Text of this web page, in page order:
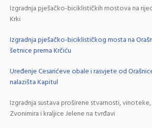
Izgradnja pješačko-biciklističkih mostova na
Krki
Izgradnja pješačko-biciklističkog mosta na
šetnice prema Krčiću
Uređenje Cesarićeve obale i rasvjete od
nalazišta Kapitul
Izgradnja sustava proširene stvarnosti,
Zvonimira i kraljice Jelene na tvrđavi